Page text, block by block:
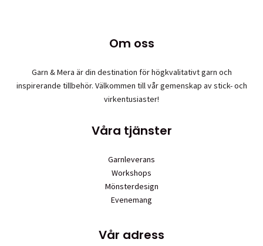
kan
väljas
Om oss
Garn & Mera är din destination för högkvalitativt garn och
inspirerande tillbehör. Välkommen till vår gemenskap av stick- och
virkentusiaster!
Våra tjänster
Garnleverans
Workshops
Mönsterdesign
Evenemang
Vår adress